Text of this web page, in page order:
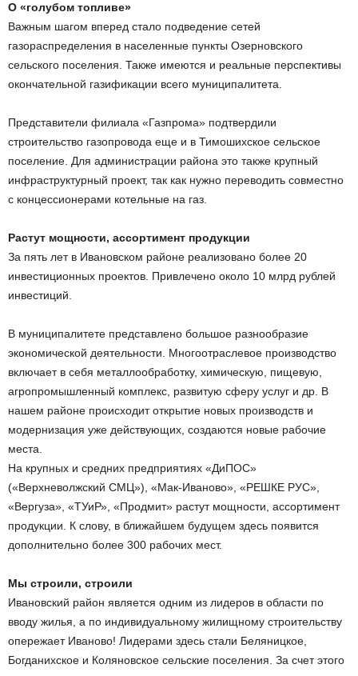
О «голубом топливе»
Важным шагом вперед стало подведение сетей
газораспределения в населенные пункты Озерновского
сельского поселения. Также имеются и реальные перспективы
окончательной газификации всего муниципалитета.
Представители филиала «Газпрома» подтвердили
строительство газопровода еще и в Тимошихское сельское
поселение. Для администрации района это также крупный
инфраструктурный проект, так как нужно переводить совместно
с концессионерами котельные на газ.
Растут мощности, ассортимент продукции
За пять лет в Ивановском районе реализовано более 20
инвестиционных проектов. Привлечено около 10 млрд рублей
инвестиций.
В муниципалитете представлено большое разнообразие
экономической деятельности. Многоотраслевое производство
включает в себя металлообработку, химическую, пищевую,
агропромышленный комплекс, развитую сферу услуг и др. В
нашем районе происходит открытие новых производств и
модернизация уже действующих, создаются новые рабочие
места.
На крупных и средних предприятиях «ДиПОС»
(«Верхневолжский СМЦ»), «Мак-Иваново», «РЕШКЕ РУС»,
«Вергуза», «ТУиР», «Продмит» растут мощности, ассортимент
продукции. К слову, в ближайшем будущем здесь появится
дополнительно более 300 рабочих мест.
Мы строили, строили
Ивановский район является одним из лидеров в области по
вводу жилья, а по индивидуальному жилищному строительству
опережает Иваново! Лидерами здесь стали Беляницкое,
Богданихское и Коляновское сельские поселения. За счет этого